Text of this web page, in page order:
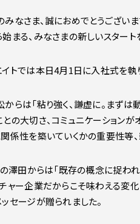
なさま、誠におめでとうございま
まる、みなさまの新しいスター
トでは本日4月1日に入社式を執
らは「粘り強く、謙虚に。まずは
の大切さ、コミュニケーションが
関係性を築いていくかの重要性等
の澤田からは「既存の概念に捉わ
ャー企業だからこそ味わえる変
セージが贈られました。